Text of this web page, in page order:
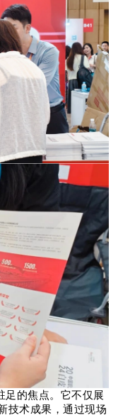
足的焦点。它不仅展
技术成果，通过现场